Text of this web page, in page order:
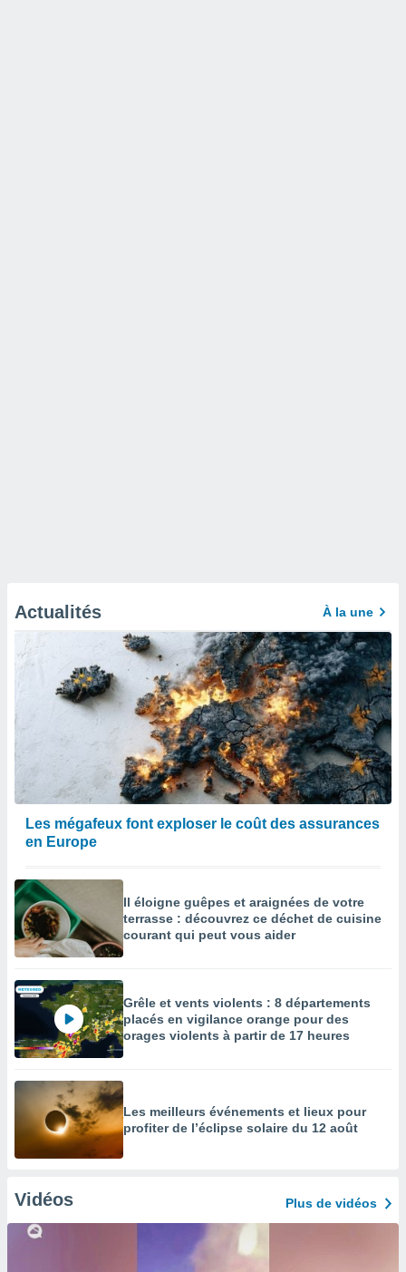
Actualités À la une
Les mégafeux font exploser le coût des assurances
en Europe
Il éloigne guêpes et araignées de votre
terrasse : découvrez ce déchet de cuisine
courant qui peut vous aider
Grêle et vents violents : 8 départements
placés en vigilance orange pour des
orages violents à partir de 17 heures
Les meilleurs événements et lieux pour
profiter de l’éclipse solaire du 12 août
Vidéos Plus de vidéos